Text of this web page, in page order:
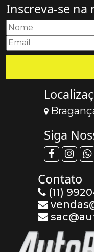
Inscreva-se na
Siga
Contato
(11)